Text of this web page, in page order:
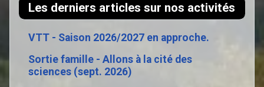
Les derniers articles sur nos activités
VTT - Saison 2026/2027 en approche.
Sortie famille - Allons à la cité des
sciences (sept. 2026)